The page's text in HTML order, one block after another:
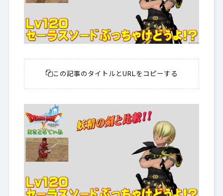
この記事のタイトルとURLをコピーする